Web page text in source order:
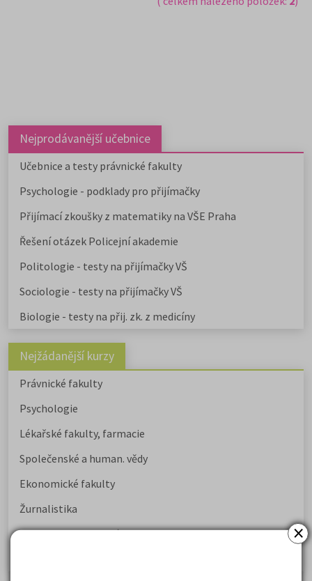
×
Nejprodávanější učebnice
Učebnice a testy právnické fakulty
Psychologie - podklady pro přijímačky
Přijímací zkoušky z matematiky na VŠE Praha
Řešení otázek Policejní akademie
Politologie - testy na přijímačky VŠ
Sociologie - testy na přijímačky VŠ
Biologie - testy na přij. zk. z medicíny
Nejžádanější kurzy
Právnické fakulty
Psychologie
Lékařské fakulty, farmacie
Společenské a human. vědy
Ekonomické fakulty
Žurnalistika
Politologie a mezinár. vztahy